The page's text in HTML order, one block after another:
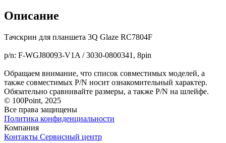
Описание
Тачскрин для планшета 3Q Glaze RC7804F
p/n: F-WGJ80093-V1A / 3030-0800341, 8pin
Обращаем внимание, что список совместимых моделей, а
также совместимых P/N носит ознакомительный характер.
Обязательно сравнивайте размеры, а также P/N на шлейфе.
© 100Point, 2025
Все права защищены
Политика конфиденциальности
Компания
Контакты Сервисный центр